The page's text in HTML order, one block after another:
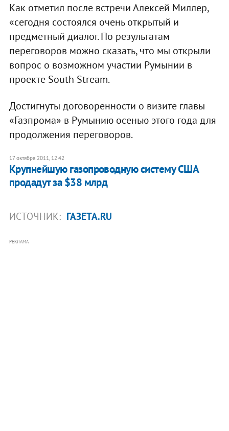
Как отметил после встречи Алексей Миллер,
«сегодня состоялся очень открытый и
предметный диалог. По результатам
переговоров можно сказать, что мы открыли
вопрос о возможном участии Румынии в
проекте South Stream.
Достигнуты договоренности о визите главы
«Газпрома» в Румынию осенью этого года для
продолжения переговоров.
17 октября 2011, 12:42
Крупнейшую газопроводную систему США
продадут за $38 млрд
ИСТОЧНИК: ГАЗЕТА.RU
РЕКЛАМА